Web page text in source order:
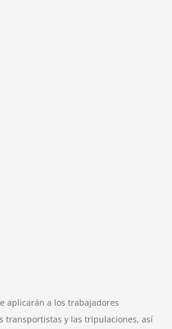
aplicarán a los trabajadores
transportistas y las tripulaciones, así